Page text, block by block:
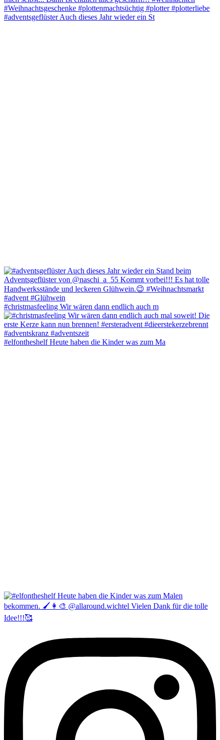
#adventsgeflüster Auch dieses Jahr wieder ein St
#christmasfeeling Wir wären dann endlich auch m
#elfontheshelf Heute haben die Kinder was zum Ma